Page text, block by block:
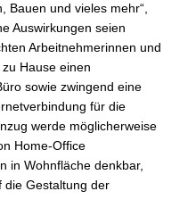
Bauen und vieles mehr“,
Auswirkungen seien
Arbeitnehmerinnen und
Hause einen
sowie zwingend eine
für die
werde möglicherweise
Home-Office
in Wohnfläche denkbar,
die Gestaltung der